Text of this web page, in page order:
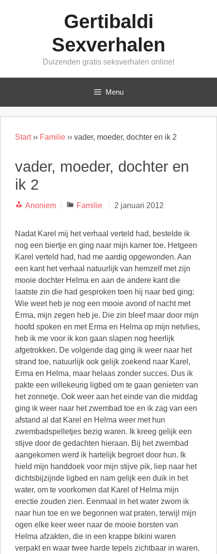
Gertibaldi
Sexverhalen
Duizenden gratis seksverhalen online!
Menu
Start›› Familie ›› vader, moeder, dochter en ik 2
vader, moeder, dochter en
ik 2
Anoniem Categorieën
Familie 2 januari 2012
Nadat Karel mij het verhaal verteld had, bestelde ik
nog een biertje en ging naar mijn kamer toe. Hetgeen
Karel verteld had, had me aardig opgewonden. Aan
een kant het verhaal natuurlijk van hemzelf met zijn
mooie dochter Helma en aan de andere kant die
laatste zin die had gesproken toen hij naar bed ging:
Wie weet heb je nog een mooie avond of nacht met
Erma, mijn zegen heb je. Die zin bleef maar door mijn
hoofd spoken en met Erma en Helma op mijn netvlies,
heb ik me voor ik kon gaan slapen nog heerlijk
afgetrokken. De volgende dag ging ik weer naar het
strand toe, natuurlijk ook gelijk zoekend naar Karel,
Erma en Helma, maar helaas zonder succes. Dus ik
pakte een willekeurig ligbed om te gaan genieten van
het zonnetje. Ook weer aan het einde van die middag
ging ik weer naar het zwembad toe en ik zag van een
afstand al dat Karel en Helma weer met hun
zwembadspelletjes bezig waren. Ik kreeg gelijk een
stijve door de gedachten hieraan. Bij het zwembad
aangekomen werd ik hartelijk begroet door hun. Ik
hield mijn handdoek voor mijn stijve pik, liep naar het
dichtsbijzijnde ligbed en nam gelijk een duik in het
water, om te voorkomen dat Karel of Helma mijn
erectie zouden zien. Eenmaal in het water zwom ik
naar hun toe en we begonnen wat praten, terwijl mijn
ogen elke keer weer naar de mooie borsten van
Helma afzakten, die in een krappe bikini waren
verpakt en waar twee harde tepels zichtbaar in waren.